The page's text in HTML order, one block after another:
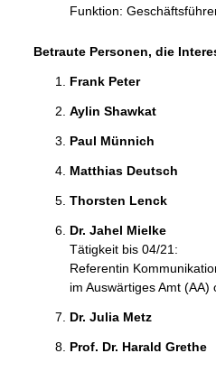
Funktion:
Betraute Personen, die
Frank Peter
Aylin Shawkat
Paul Münnich
Matthias Deutsch
Thorsten Lenck
Dr. Jahel Mielke
Tätigkeit bis 04/21:
Referentin
im Auswärtiges Amt
Dr. Julia Metz
Prof. Dr. Harald Grethe